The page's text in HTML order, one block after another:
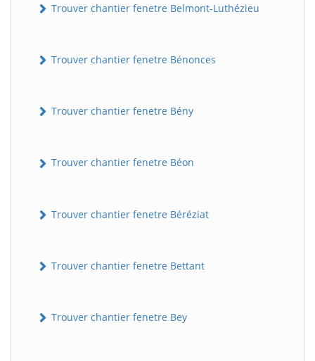
Trouver chantier fenetre Belmont-Luthézieu
Trouver chantier fenetre Bénonces
Trouver chantier fenetre Bény
Trouver chantier fenetre Béon
Trouver chantier fenetre Béréziat
Trouver chantier fenetre Bettant
Trouver chantier fenetre Bey